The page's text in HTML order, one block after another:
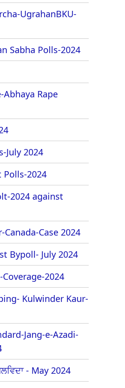
UgrahanBKU-
Sabha Polls-2024
Rape
July 2024
Polls-2024
2024 against
Case 2024
Bypoll- July 2024
2024
Kulwinder Kaur-
Jang-e-Azadi-
- May 2024